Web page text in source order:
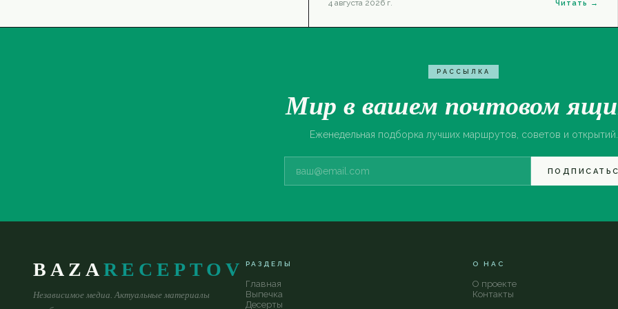
4 августа 2026 г. Читать →
РАССЫЛКА
Мир в вашем почтовом
Еженедельная подборка лучших маршрутов, советов и открытий.
BAZARECEPTOV
Независимое медиа. Актуальные материалы
РАЗДЕЛЫ
Главная
Выпечка
Десерты
О НАС
О проекте
Контакты